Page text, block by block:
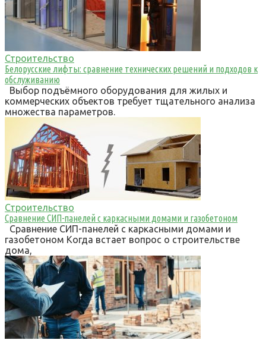
Строительство
Белорусские лифты: сравнение технических решений и подходов к
обслуживанию
Выбор подъёмного оборудования для жилых и
коммерческих объектов требует тщательного анализа
множества параметров.
Строительство
Сравнение СИП-панелей с каркасными домами и газобетоном
Сравнение СИП-панелей с каркасными домами и
газобетоном Когда встает вопрос о строительстве
дома,